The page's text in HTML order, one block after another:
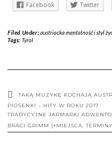
Facebook Twitter
Filed Under:austriacka mentalność i styl
Tags: Tyrol
TAKĄ MUZYKĘ KOCHAJĄ
PIOSENKI – HITY W ROKU 2017
TRADYCYJNE JARMARKI
BRACI GRIMM [+MIEJSCA,